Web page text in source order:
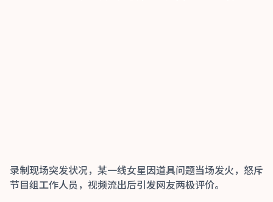
录制现场突发状况，某一线女星因道具问题当场发火，怒斥
节目组工作人员，视频流出后引发网友两极评价。